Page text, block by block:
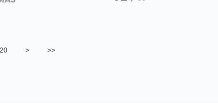
20 > >>